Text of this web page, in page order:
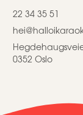
22 34 35 51
0352 Oslo